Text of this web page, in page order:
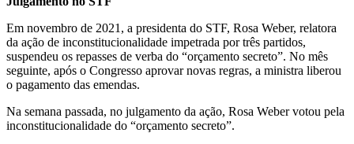
Em novembro de 2021, a presidenta do STF, Rosa Weber, relatora
da ação de inconstitucionalidade impetrada por três partidos,
suspendeu os repasses de verba do “orçamento secreto”. No mês
seguinte, após o Congresso aprovar novas regras, a ministra liberou
o pagamento das emendas.
Na semana passada, no julgamento da ação, Rosa Weber votou pela
inconstitucionalidade do “orçamento secreto”.